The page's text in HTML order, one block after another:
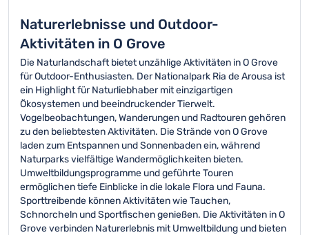
Naturerlebnisse und Outdoor-
Aktivitäten in O Grove
Die Naturlandschaft bietet unzählige Aktivitäten in O Grove
für Outdoor-Enthusiasten. Der Nationalpark Ria de Arousa ist
ein Highlight für Naturliebhaber mit einzigartigen
Ökosystemen und beeindruckender Tierwelt.
Vogelbeobachtungen, Wanderungen und Radtouren gehören
zu den beliebtesten Aktivitäten. Die Strände von O Grove
laden zum Entspannen und Sonnenbaden ein, während
Naturparks vielfältige Wandermöglichkeiten bieten.
Umweltbildungsprogramme und geführte Touren
ermöglichen tiefe Einblicke in die lokale Flora und Fauna.
Sporttreibende können Aktivitäten wie Tauchen,
Schnorcheln und Sportfischen genießen. Die Aktivitäten in O
Grove verbinden Naturerlebnis mit Umweltbildung und bieten